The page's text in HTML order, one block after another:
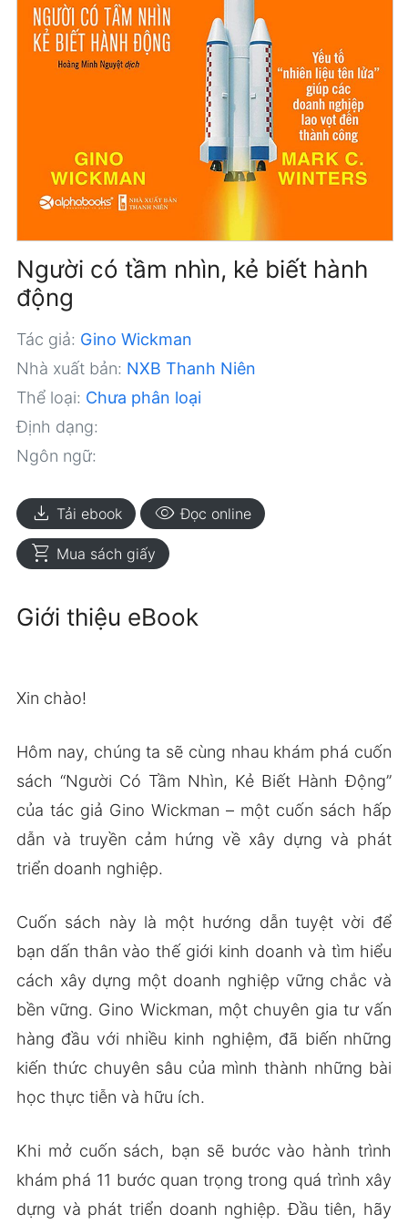
Người có tầm nhìn, kẻ biết hành
động
Tác giả: Gino Wickman
Nhà xuất bản: NXB Thanh Niên
Thể loại: Chưa phân loại
Định dạng:
Ngôn ngữ:
download Tải ebook visibility Đọc online
shopping_cart Mua sách giấy
Giới thiệu eBook
Xin chào!
Hôm nay, chúng ta sẽ cùng nhau khám phá cuốn
sách “Người Có Tầm Nhìn, Kẻ Biết Hành Động”
của tác giả Gino Wickman – một cuốn sách hấp
dẫn và truyền cảm hứng về xây dựng và phát
triển doanh nghiệp.
Cuốn sách này là một hướng dẫn tuyệt vời để
bạn dấn thân vào thế giới kinh doanh và tìm hiểu
cách xây dựng một doanh nghiệp vững chắc và
bền vững. Gino Wickman, một chuyên gia tư vấn
hàng đầu với nhiều kinh nghiệm, đã biến những
kiến thức chuyên sâu của mình thành những bài
học thực tiễn và hữu ích.
Khi mở cuốn sách, bạn sẽ bước vào hành trình
khám phá 11 bước quan trọng trong quá trình xây
dựng và phát triển doanh nghiệp. Đầu tiên, hãy